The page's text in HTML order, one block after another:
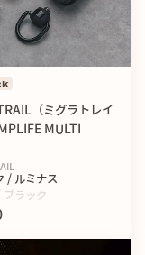
る恐れがあります
々のキズ等がある
（ミグラトレイ
MULTI
/ ルミナス
ブラック